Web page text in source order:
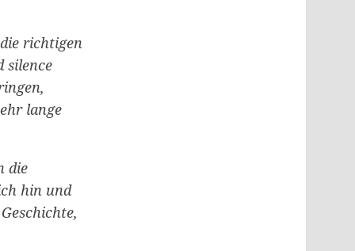
richtigen
silence
lange
die
hin und